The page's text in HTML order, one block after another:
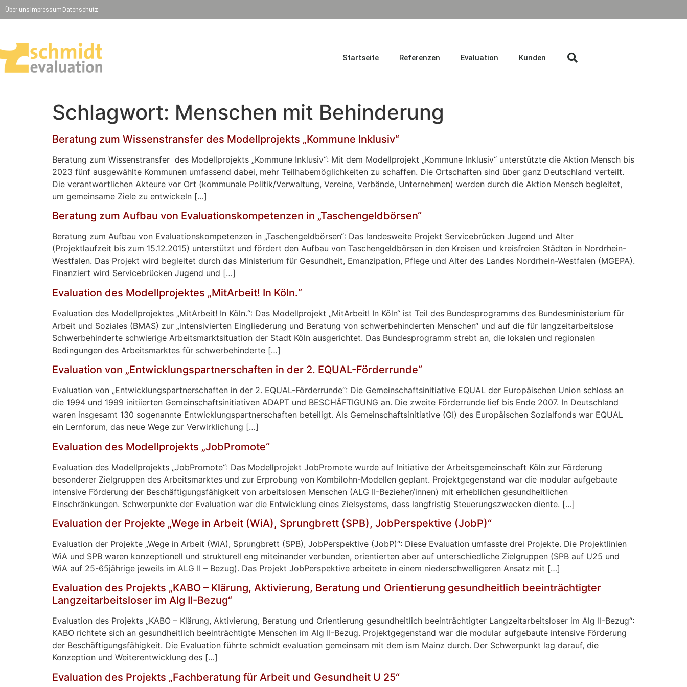
Über uns Impressum Datenschutz
Startseite Referenzen Evaluation Kunden
Schlagwort: Menschen mit Behinderung
Beratung zum Wissenstransfer des Modellprojekts „Kommune Inklusiv“
Beratung zum Wissenstransfer des Modellprojekts „Kommune Inklusiv“: Mit dem Modellprojekt „Kommune Inklusiv“ unterstützte die Aktion Mensch bis
2023 fünf ausgewählte Kommunen umfassend dabei, mehr Teilhabemöglichkeiten zu schaffen. Die Ortschaften sind über ganz Deutschland verteilt.
Die verantwortlichen Akteure vor Ort (kommunale Politik/Verwaltung, Vereine, Verbände, Unternehmen) werden durch die Aktion Mensch begleitet,
um gemeinsame Ziele zu entwickeln […]
Beratung zum Aufbau von Evaluationskompetenzen in „Taschengeldbörsen“
Beratung zum Aufbau von Evaluationskompetenzen in „Taschengeldbörsen“: Das landesweite Projekt Servicebrücken Jugend und Alter
(Projektlaufzeit bis zum 15.12.2015) unterstützt und fördert den Aufbau von Taschengeldbörsen in den Kreisen und kreisfreien Städten in Nordrhein-
Westfalen. Das Projekt wird begleitet durch das Ministerium für Gesundheit, Emanzipation, Pflege und Alter des Landes Nordrhein-Westfalen (MGEPA).
Finanziert wird Servicebrücken Jugend und […]
Evaluation des Modellprojektes „MitArbeit! In Köln.“
Evaluation des Modellprojektes „MitArbeit! In Köln.“: Das Modellprojekt „MitArbeit! In Köln“ ist Teil des Bundesprogramms des Bundesministerium für
Arbeit und Soziales (BMAS) zur „intensivierten Eingliederung und Beratung von schwerbehinderten Menschen“ und auf die für langzeitarbeitslose
Schwerbehinderte schwierige Arbeitsmarktsituation der Stadt Köln ausgerichtet. Das Bundesprogramm strebt an, die lokalen und regionalen
Bedingungen des Arbeitsmarktes für schwerbehinderte […]
Evaluation von „Entwicklungspartnerschaften in der 2. EQUAL-Förderrunde“
Evaluation von „Entwicklungspartnerschaften in der 2. EQUAL-Förderrunde“: Die Gemeinschaftsinitiative EQUAL der Europäischen Union schloss an
die 1994 und 1999 initiierten Gemeinschaftsinitiativen ADAPT und BESCHÄFTIGUNG an. Die zweite Förderrunde lief bis Ende 2007. In Deutschland
waren insgesamt 130 sogenannte Entwicklungspartnerschaften beteiligt. Als Gemeinschaftsinitiative (GI) des Europäischen Sozialfonds war EQUAL
ein Lernforum, das neue Wege zur Verwirklichung […]
Evaluation des Modellprojekts „JobPromote“
Evaluation des Modellprojekts „JobPromote“: Das Modellprojekt JobPromote wurde auf Initiative der Arbeitsgemeinschaft Köln zur Förderung
besonderer Zielgruppen des Arbeitsmarktes und zur Erprobung von Kombilohn-Modellen geplant. Projektgegenstand war die modular aufgebaute
intensive Förderung der Beschäftigungsfähigkeit von arbeitslosen Menschen (ALG II-Bezieher/innen) mit erheblichen gesundheitlichen
Einschränkungen. Schwerpunkte der Evaluation war die Entwicklung eines Zielsystems, dass langfristig Steuerungszwecken diente. […]
Evaluation der Projekte „Wege in Arbeit (WiA), Sprungbrett (SPB), JobPerspektive (JobP)“
Evaluation der Projekte „Wege in Arbeit (WiA), Sprungbrett (SPB), JobPerspektive (JobP)“: Diese Evaluation umfasste drei Projekte. Die Projektlinien
WiA und SPB waren konzeptionell und strukturell eng miteinander verbunden, orientierten aber auf unterschiedliche Zielgruppen (SPB auf U25 und
WiA auf 25-65jährige jeweils im ALG II – Bezug). Das Projekt JobPerspektive arbeitete in einem niederschwelligeren Ansatz mit […]
Evaluation des Projekts „KABO – Klärung, Aktivierung, Beratung und Orientierung gesundheitlich beeinträchtigter
Langzeitarbeitsloser im Alg II-Bezug“
Evaluation des Projekts „KABO – Klärung, Aktivierung, Beratung und Orientierung gesundheitlich beeinträchtigter Langzeitarbeitsloser im Alg II-Bezug“:
KABO richtete sich an gesundheitlich beeinträchtigte Menschen im Alg II-Bezug. Projektgegenstand war die modular aufgebaute intensive Förderung
der Beschäftigungsfähigkeit. Die Evaluation führte schmidt evaluation gemeinsam mit dem ism Mainz durch. Der Schwerpunkt lag darauf, die
Konzeption und Weiterentwicklung des […]
Evaluation des Projekts „Fachberatung für Arbeit und Gesundheit U 25“